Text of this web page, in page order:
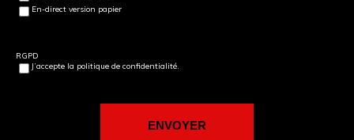
En-direct version papier
RGPD
J’accepte la politique de confidentialité.